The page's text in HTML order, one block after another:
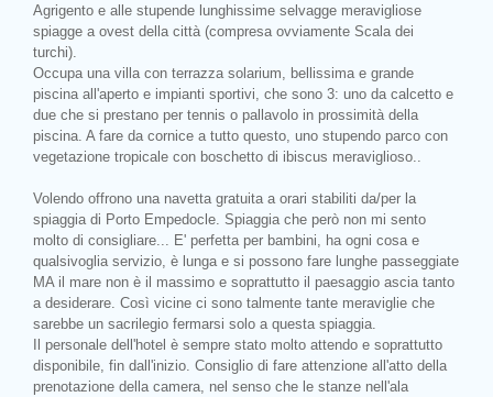
Agrigento e alle stupende lunghissime selvagge meravigliose
spiagge a ovest della città (compresa ovviamente Scala dei
turchi).
Occupa una villa con terrazza solarium, bellissima e grande
piscina all'aperto e impianti sportivi, che sono 3: uno da calcetto e
due che si prestano per tennis o pallavolo in prossimità della
piscina. A fare da cornice a tutto questo, uno stupendo parco con
vegetazione tropicale con boschetto di ibiscus meraviglioso..
Volendo offrono una navetta gratuita a orari stabiliti da/per la
spiaggia di Porto Empedocle. Spiaggia che però non mi sento
molto di consigliare... E' perfetta per bambini, ha ogni cosa e
qualsivoglia servizio, è lunga e si possono fare lunghe passeggiate
MA il mare non è il massimo e soprattutto il paesaggio ascia tanto
a desiderare. Così vicine ci sono talmente tante meraviglie che
sarebbe un sacrilegio fermarsi solo a questa spiaggia.
Il personale dell'hotel è sempre stato molto attendo e soprattutto
disponibile, fin dall'inizio. Consiglio di fare attenzione all'atto della
prenotazione della camera, nel senso che le stanze nell'ala